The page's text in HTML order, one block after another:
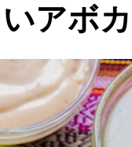
アボ